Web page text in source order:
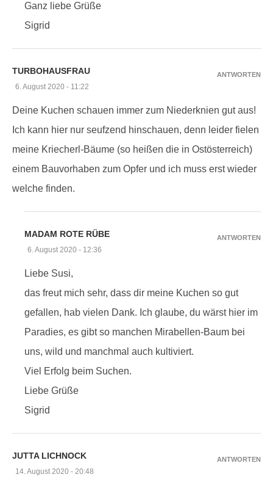
Ganz liebe Grüße
Sigrid
TURBOHAUSFRAU
6. August 2020 - 11:22
Deine Kuchen schauen immer zum Niederknien gut aus!
Ich kann hier nur seufzend hinschauen, denn leider fielen
meine Kriecherl-Bäume (so heißen die in Ostösterreich)
einem Bauvorhaben zum Opfer und ich muss erst wieder
welche finden.
ANTWORTEN
MADAM ROTE RÜBE
6. August 2020 - 12:36
Liebe Susi,
das freut mich sehr, dass dir meine Kuchen so gut
gefallen, hab vielen Dank. Ich glaube, du wärst hier im
Paradies, es gibt so manchen Mirabellen-Baum bei
uns, wild und manchmal auch kultiviert.
Viel Erfolg beim Suchen.
Liebe Grüße
Sigrid
ANTWORTEN
JUTTA LICHNOCK
14. August 2020 - 20:48
ANTWORTEN